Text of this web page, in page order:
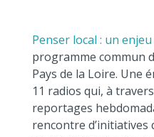
Penser local : un
programme commun
Pays de la Loire. Une
11 radios qui, à
reportages
rencontre